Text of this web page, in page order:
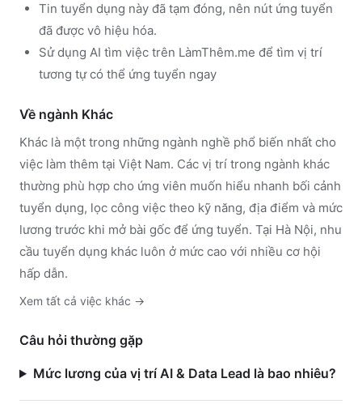
Tin tuyển dụng này đã tạm đóng, nên nút ứng tuyển
đã được vô hiệu hóa.
Sử dụng AI tìm việc trên LàmThêm.me để tìm vị trí
tương tự có thể ứng tuyển ngay
Về ngành Khác
Khác là một trong những ngành nghề phổ biến nhất cho
việc làm thêm tại Việt Nam. Các vị trí trong ngành khác
thường phù hợp cho ứng viên muốn hiểu nhanh bối cảnh
tuyển dụng, lọc công việc theo kỹ năng, địa điểm và mức
lương trước khi mở bài gốc để ứng tuyển. Tại Hà Nội, nhu
cầu tuyển dụng khác luôn ở mức cao với nhiều cơ hội
hấp dẫn.
Xem tất cả việc khác →
Câu hỏi thường gặp
Mức lương của vị trí AI & Data Lead là bao nhiêu?